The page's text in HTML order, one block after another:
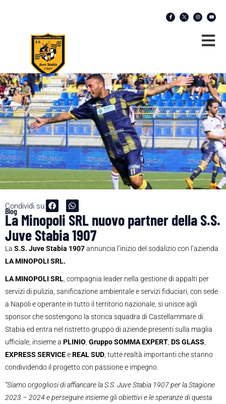
Condividi su:
Blog
La Minopoli SRL nuovo partner della S.S.
Juve Stabia 1907
La S.S. Juve Stabia 1907annuncia l’inizio del sodalizio con l’azienda
LA MINOPOLI SRL.
LA MINOPOLI SRL , compagnia leader nella gestione di appalti per
servizi di pulizia, sanificazione ambientale e servizi fiduciari, con sede
a Napoli e operante in tutto il territorio nazionale, si unisce agli
sponsor che sostengono la storica squadra di Castellammare di
Stabia ed entra nel ristretto gruppo di aziende presenti sulla maglia
ufficiale, insieme a PLINIO Gruppo SOMMA EXPERT DS GLASS
EXPRESS SERVICEeREAL SUD , tutte realtà importanti che stanno
condividendo il progetto con passione e impegno.
“Siamo orgogliosi di affiancare la S.S. Juve Stabia 1907 per la Stagione
2023 – 2024 e perseguire insieme gli obiettivi e le speranze di questa